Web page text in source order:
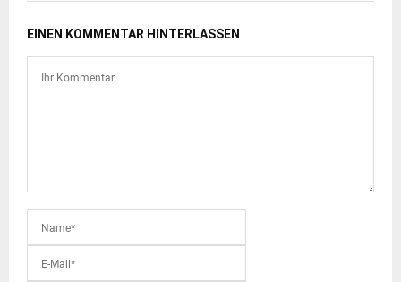
EINEN KOMMENTAR HINTERLASSEN